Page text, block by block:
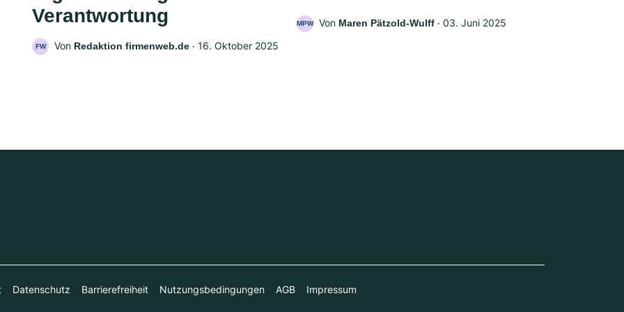
Verantwortung
FW Von Redaktion firmenweb.de ‧ 16. Oktober 2025
MPW Von Maren Pätzold-Wulff ‧ 03. Juni 2025
Datenschutz Barrierefreiheit Nutzungsbedingungen AGB Impressum